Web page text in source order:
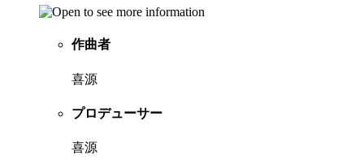
作曲者
喜源
プロデューサー
喜源